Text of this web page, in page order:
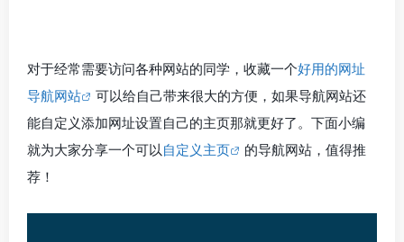
对于经常需要访问各种网站的同学，收藏一个好用的网址
导航网站
可以给自己带来很大的方便，如果导航网站还
能自定义添加网址设置自己的主页那就更好了。下面小编
就为大家分享一个可以自定义主页
的导航网站，值得推
荐！